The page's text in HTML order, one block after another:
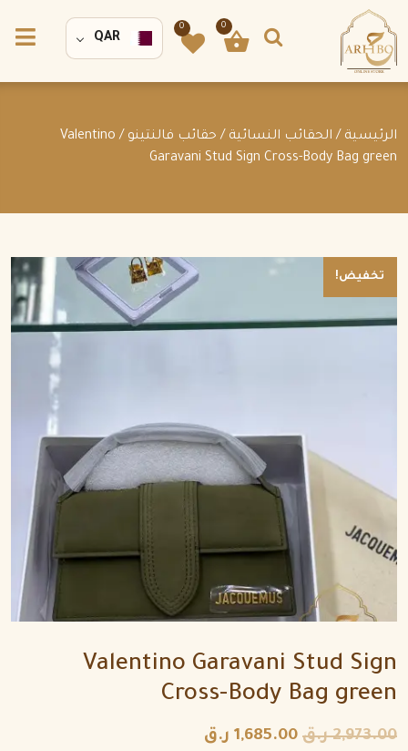
0
0
QAR
الرئيسية / الحقائب النسائية / حقائب فالنتينو
/ Valentino
Garavani Stud Sign Cross-Body Bag green
تخفيض!
Valentino Garavani Stud Sign
Cross-Body Bag green
2,973.00 ر.ق 1,685.00 ر.ق